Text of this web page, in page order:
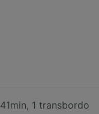
41min, 1 transbordo